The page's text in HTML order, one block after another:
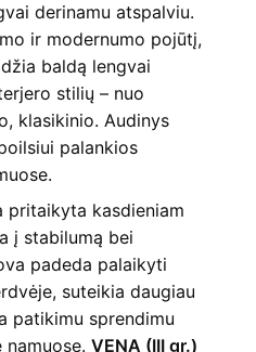
derinamu atspalviu.
ir modernumo pojūtį,
baldą lengvai
stilių – nuo
klasikinio. Audinys
palankios
kasdieniam
į stabilumą bei
padeda palaikyti
suteikia daugiau
patikimu sprendimu
VENA (III gr.)